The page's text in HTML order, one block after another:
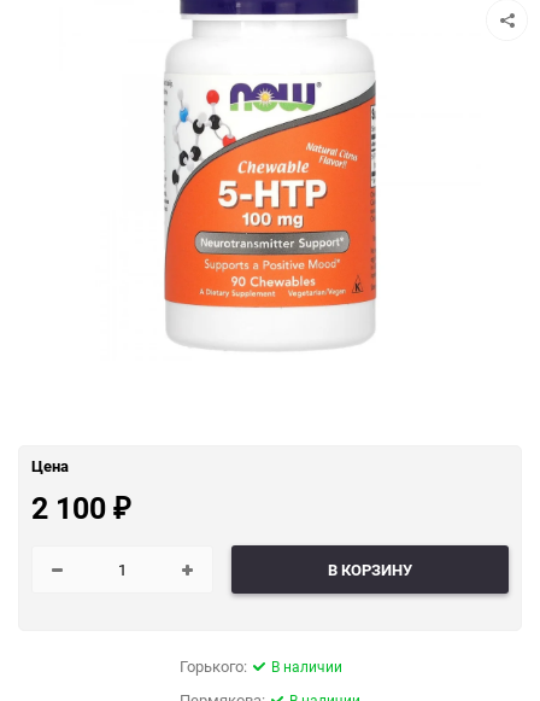
Цена
2 100 ₽
В КОРЗИНУ
Горького: В наличии